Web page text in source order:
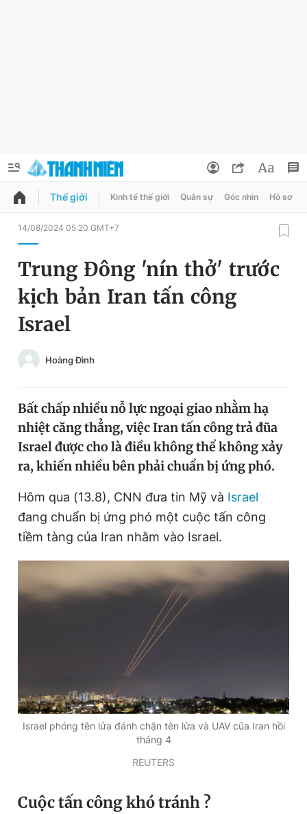
QUẢNG CÁO
Chuyên mục
Chuyên mục khác
Chào ngày mới
Tin thị trường
Video Magazine
Sản phẩm khác
Tiện ích Bạn cần biết
Thông tin tòa soạn Liên hệ quảng cáo
Đọc Thanh Niên trên điện thoại
0906 645 777 0908 780 404
Đổi mật khẩu
Tin đã lưu
Thế giới Kinh tế thế giới Quân sự Góc nhìn Hồ sơ
14/08/2024 05:20 GMT+7
Trung Đông 'nín thở' trước
kịch bản Iran tấn công
Israel
Hoàng Đình
Bất chấp nhiều nỗ lực ngoại giao nhằm hạ
nhiệt căng thẳng, việc Iran tấn công trả đũa
Israel được cho là điều không thể không xảy
ra, khiến nhiều bên phải chuẩn bị ứng phó.
Hôm qua (13.8), CNN đưa tin Mỹ và Israel
đang chuẩn bị ứng phó một cuộc tấn công
tiềm tàng của Iran nhằm vào Israel.
Israel phóng tên lửa đánh chặn tên lửa và UAV của Iran hồi
tháng 4
REUTERS
Cuộc tấn công khó tránh ?